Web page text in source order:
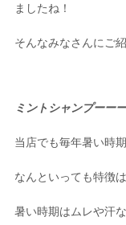
ましたね！
そんなみなさんにご
ミントシャンプーー
当店でも毎年暑い時
なんといっても特徴
暑い時期はムレや汗